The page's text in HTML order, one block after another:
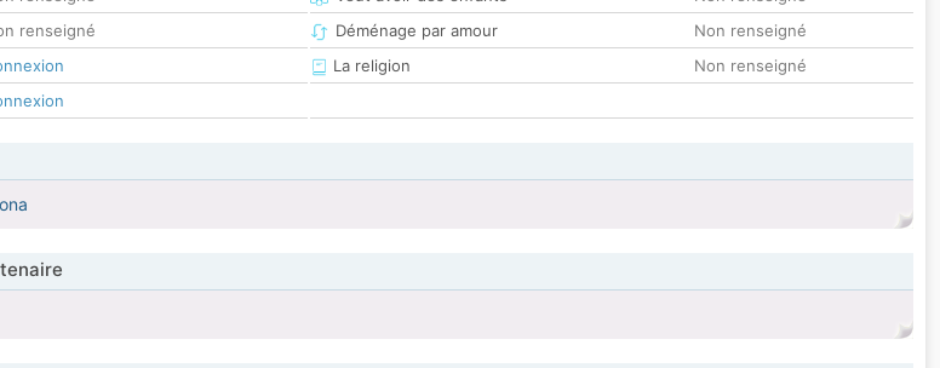
renseigné
Déménage par amour
Non renseigné
La religion
Non renseigné